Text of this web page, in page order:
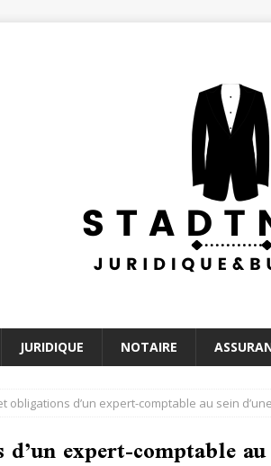
JURIDIQUE NOTAIRE
obligations d’un expert-comptable au sein
expert-comptable